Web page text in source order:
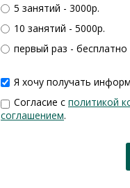
5 занятий - 3000р.
10 занятий - 5000р.
первый раз - бесплатно
Я хочу получать
Согласие с политикой
соглашением.